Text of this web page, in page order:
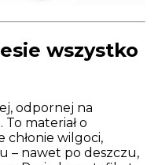
wszystko
odpornej na
materiał o
chłonie wilgoci,
– nawet po deszczu,